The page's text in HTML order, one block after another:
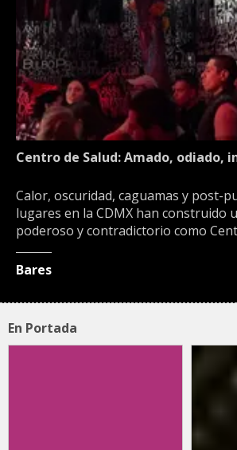
Centro de Salud: Amado, odiado,
Calor, oscuridad, caguamas y post-
lugares en la CDMX han construido
poderoso y contradictorio como
Bares
En Portada